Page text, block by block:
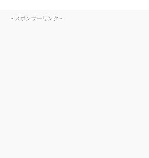
- スポンサーリンク -